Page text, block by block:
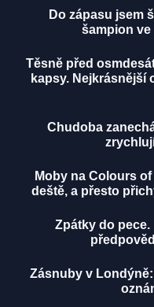
Do zápasu jsem
šampion
Těsně před
kapsy. Nejkrásnější
Chudoba
Moby na Colours
deště, a přesto
Zpátky do
Zásnuby v